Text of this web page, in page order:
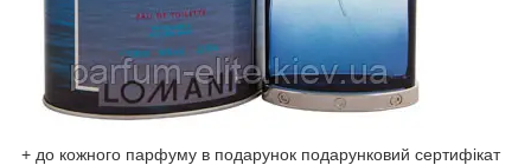
+ до кожного парфуму в подарунок подарунковий сертифікат